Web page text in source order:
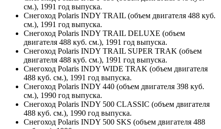
см.), 1991 год выпуска.
Снегоход Polaris INDY TRAIL (объем двигателя 488 куб.
см.), 1991 год выпуска.
Снегоход Polaris INDY TRAIL DELUXE (объем
двигателя 488 куб. см.), 1991 год выпуска.
Снегоход Polaris INDY TRAIL SUPER TRAK (объем
двигателя 488 куб. см.), 1991 год выпуска.
Снегоход Polaris INDY WIDE TRAK (объем двигателя
488 куб. см.), 1991 год выпуска.
Снегоход Polaris INDY 440 (объем двигателя 398 куб.
см.), 1990 год выпуска.
Снегоход Polaris INDY 500 CLASSIC (объем двигателя
488 куб. см.), 1990 год выпуска.
Снегоход Polaris INDY 500 SKS (объем двигателя 488